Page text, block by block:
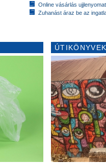
Online vásárlás
Zuhanást áraz be az